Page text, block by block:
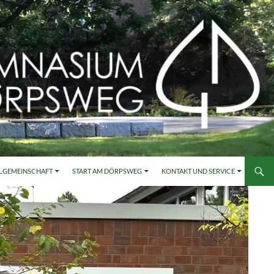
START AM DÖRPSWEG KONTAKT UND SERVICE